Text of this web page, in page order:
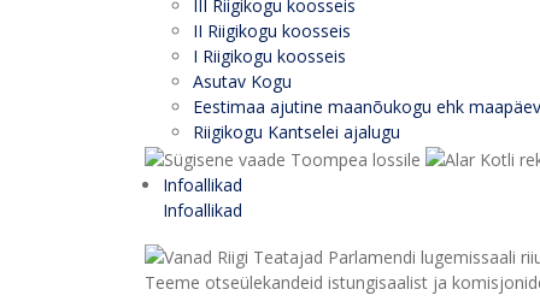
III Riigikogu koosseis
II Riigikogu koosseis
I Riigikogu koosseis
Asutav Kogu
Eestimaa ajutine maanõukogu ehk maapäev
Riigikogu Kantselei ajalugu
Infoallikad
Infoallikad
Teeme otseülekandeid istungisaalist ja